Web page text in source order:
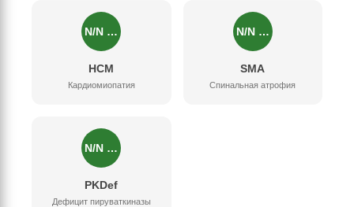
N/N …
HCM
Кардиомиопатия
N/N …
SMA
Спинальная атрофия
N/N …
PKDef
Дефицит пируваткиназы